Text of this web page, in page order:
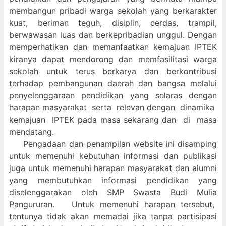
membangun pribadi warga sekolah yang berkarakter
kuat, beriman teguh, disiplin, cerdas, trampil,
berwawasan luas dan berkepribadian unggul. Dengan
memperhatikan dan memanfaatkan kemajuan IPTEK
kiranya dapat mendorong dan memfasilitasi warga
sekolah untuk terus berkarya dan berkontribusi
terhadap pembangunan daerah dan bangsa melalui
penyelenggaraan pendidikan yang selaras dengan
harapan masyarakat serta relevan dengan dinamika
kemajuan IPTEK pada masa sekarang dan di masa
mendatang.
Pengadaan dan penampilan website ini disamping
untuk memenuhi kebutuhan informasi dan publikasi
juga untuk memenuhi harapan masyarakat dan alumni
yang membutuhkan informasi pendidikan yang
diselenggarakan oleh SMP Swasta Budi Mulia
Pangururan. Untuk memenuhi harapan tersebut,
tentunya tidak akan memadai jika tanpa partisipasi